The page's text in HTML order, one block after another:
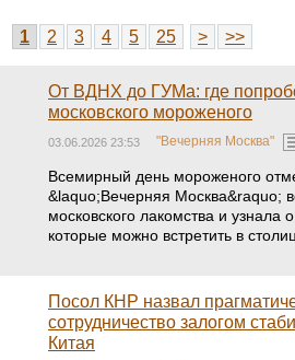
1 2 3 4 5 25 > >>
От ВДНХ до ГУМа: где
московского мороженого
03.06.2026 23:53 "Вечерняя Москва"
Всемирный день мороженого
&laquo;Вечерняя Москва&raquo;
московского лакомства и узнала
которые можно встретить в
Посол КНР назвал
сотрудничество залогом
Китая